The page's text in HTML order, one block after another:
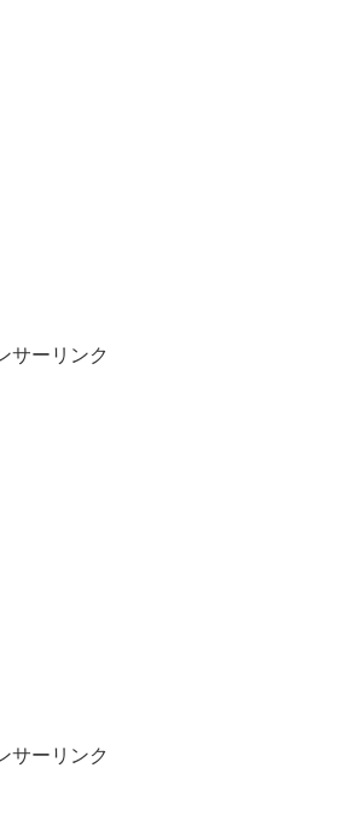
サーリンク
サーリンク